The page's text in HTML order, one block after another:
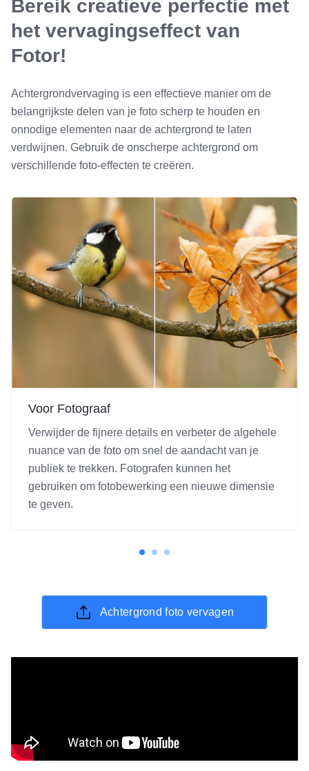
Bereik creatieve perfectie met
het vervagingseffect van
Fotor!
Achtergrondvervaging is een effectieve manier om de
belangrijkste delen van je foto scherp te houden en
onnodige elementen naar de achtergrond te laten
verdwijnen. Gebruik de onscherpe achtergrond om
verschillende foto-effecten te creëren.
Voor Fotograaf
Verwijder de fijnere details en verbeter de algehele
nuance van de foto om snel de aandacht van je
publiek te trekken. Fotografen kunnen het
gebruiken om fotobewerking een nieuwe dimensie
te geven.
Achtergrond foto vervagen